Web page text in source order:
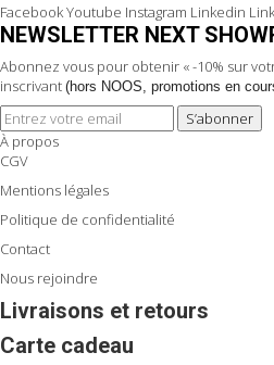
FacebookYoutube Instagram Linkedin
NEWSLETTER NEXT
Abonnez vous pour obtenir « -10% sur
inscrivant (hors NOOS, promotions en
S’abonner
À propos
CGV
Mentions légales
Politique de confidentialité
Contact
Nous rejoindre
Livraisons et retours
Carte cadeau